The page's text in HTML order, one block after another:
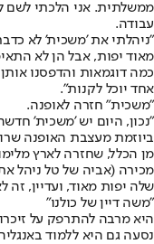
ממשלתית. אני הלכתי לשם
עבודה.
"ניהלתי את 'משכית' לא
מאוד יפות, אבל הן לא
כמה דוגמאות והדפסנו
אחד יוכל לקנות".
"משכית" חזרה לאופנה.
ביוזמת מעצבת האופנה
מן הכלל, שחזרה לארץ
מכירה (אביה של טל ניהל
שלה יפות מאוד, ועדיין, זה
"משה דיין של כולנו"
נסעה גם היא ללמוד